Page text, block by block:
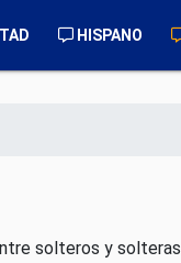
HISPANO
solteros y solteras